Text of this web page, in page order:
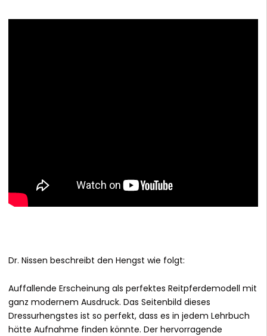
Dr. Nissen beschreibt den Hengst wie folgt:
Auffallende Erscheinung als perfektes Reitpferdemodell mit
ganz modernem Ausdruck. Das Seitenbild dieses
Dressurhengstes ist so perfekt, dass es in jedem Lehrbuch
hätte Aufnahme finden könnte. Der hervorragende